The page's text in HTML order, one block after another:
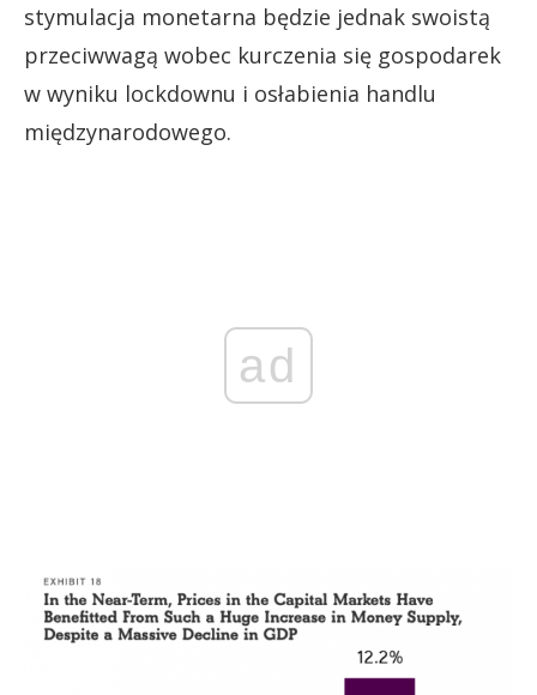
stymulacja monetarna będzie jednak swoistą
przeciwwagą wobec kurczenia się gospodarek
w wyniku lockdownu i osłabienia handlu
międzynarodowego.
ad